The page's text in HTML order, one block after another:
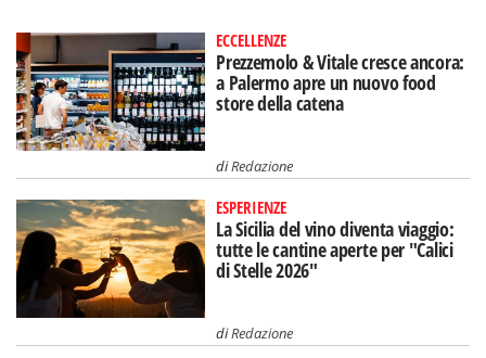
ECCELLENZE
Prezzemolo & Vitale cresce ancora:
a Palermo apre un nuovo food
store della catena
diRedazione
ESPERIENZE
La Sicilia del vino diventa viaggio:
tutte le cantine aperte per "Calici
di Stelle 2026"
diRedazione